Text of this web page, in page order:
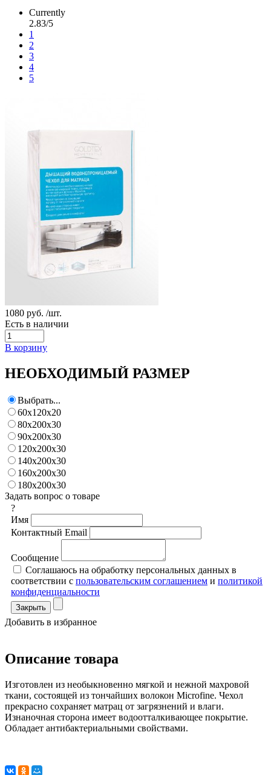
Currently
2.83/5
1
2
3
4
5
1080 руб. /шт.
Есть в наличии
В корзину
НЕОБХОДИМЫЙ РАЗМЕР
Выбрать...
60х120х20
80х200х30
90х200х30
120х200х30
140х200х30
160х200х30
180х200х30
Задать вопрос о товаре
?
Имя
Контактный Email
Сообщение
Соглашаюсь на обработку персональных данных в
соответствии с пользовательским соглашением и политикой
конфиденциальности
Закрыть
Добавить в избранное
Описание товара
Изготовлен из необыкновенно мягкой и нежной махровой
ткани, состоящей из тончайших волокон Microfine. Чехол
прекрасно сохраняет матрац от загрязнений и влаги.
Изнаночная сторона имеет водоотталкивающее покрытие.
Обладает антибактериальными свойствами.